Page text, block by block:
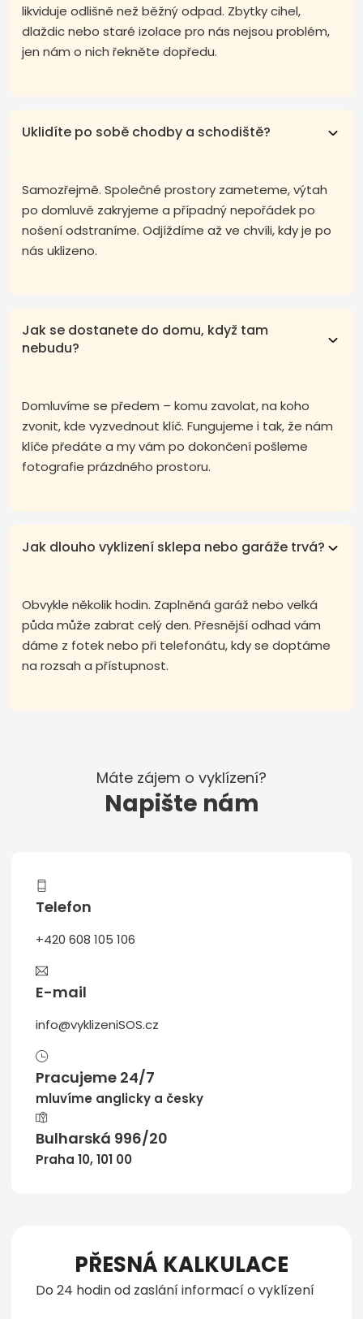
likviduje odlišně než běžný odpad. Zbytky cihel,
dlaždic nebo staré izolace pro nás nejsou problém,
jen nám o nich řekněte dopředu.
Uklidíte po sobě chodby a schodiště?
Samozřejmě. Společné prostory zameteme, výtah
po domluvě zakryjeme a případný nepořádek po
nošení odstraníme. Odjíždíme až ve chvíli, kdy je po
nás uklizeno.
Jak se dostanete do domu, když tam
nebudu?
Domluvíme se předem – komu zavolat, na koho
zvonit, kde vyzvednout klíč. Fungujeme i tak, že nám
klíče předáte a my vám po dokončení pošleme
fotografie prázdného prostoru.
Jak dlouho vyklizení sklepa nebo garáže trvá?
Obvykle několik hodin. Zaplněná garáž nebo velká
půda může zabrat celý den. Přesnější odhad vám
dáme z fotek nebo při telefonátu, kdy se doptáme
na rozsah a přístupnost.
Máte zájem o vyklízení?
Napište nám
Telefon
+420 608 105 106
E-mail
info@vyklizeniSOS.cz
Pracujeme 24/7
mluvíme anglicky a česky
Bulharská 996/20
Praha 10, 101 00
PŘESNÁ KALKULACE
Do 24 hodin od zaslání informací o vyklízení